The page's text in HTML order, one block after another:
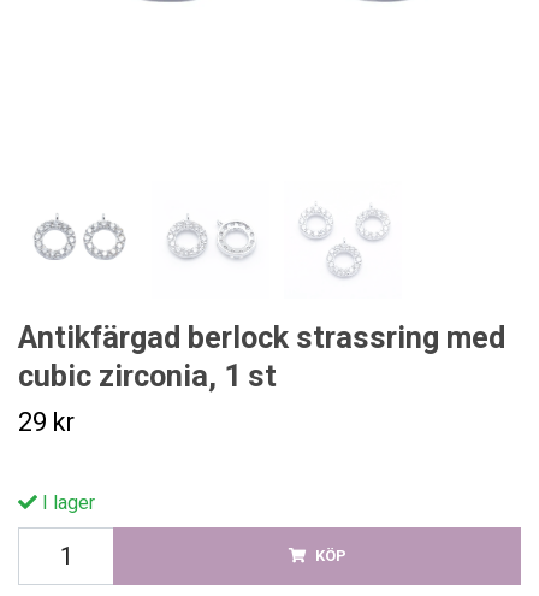
Antikfärgad berlock strassring med
cubic zirconia, 1 st
29 kr
I lager
KÖP